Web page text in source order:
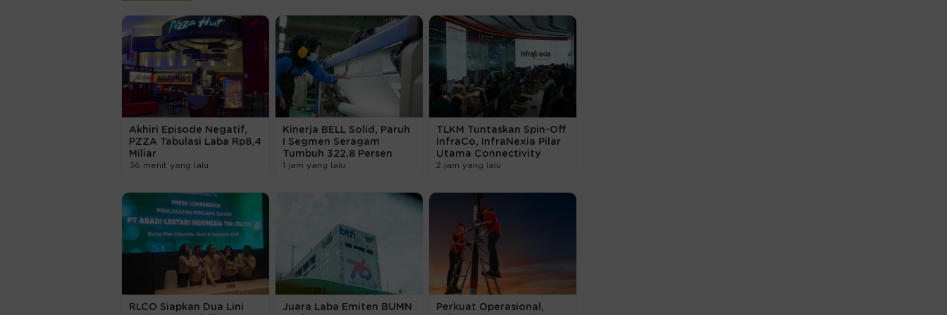
Akhiri Episode Negatif,
PZZA Tabulasi Laba Rp8,4
Miliar
36 menit yang lalu
Kinerja BELL Solid, Paruh
I Segmen Seragam
Tumbuh 322,8 Persen
1 jam yang lalu
TLKM Tuntaskan Spin-Off
InfraCo, InfraNexia Pilar
Utama Connectivity
2 jam yang lalu
RLCO Siapkan Dua Lini
Juara Laba Emiten BUMN
Perkuat Operasional,